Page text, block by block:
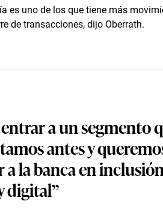
es uno de los que tiene más
de transacciones, dijo Oberrath.
a un segmento
antes y
la banca en inclusión
digital”